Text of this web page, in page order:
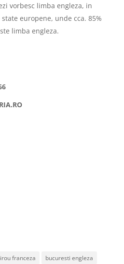
vorbesc limba engleza, in
europene, unde cca. 85%
limba engleza.
franceza
bucuresti engleza